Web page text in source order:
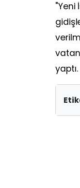
"Yeni
yaptı.